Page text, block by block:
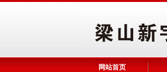
网站首页